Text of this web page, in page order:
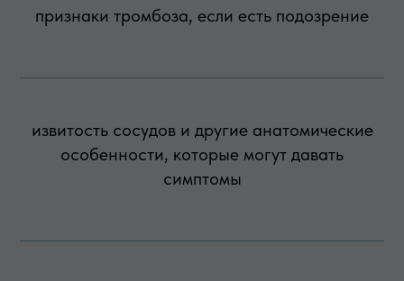
признаки тромбоза, если есть подозрение
извитость сосудов и другие анатомические
особенности, которые могут давать
симптомы